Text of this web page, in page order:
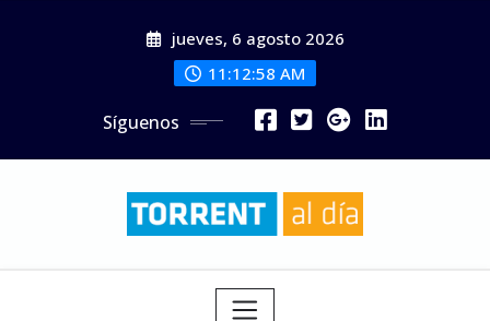
jueves, 6 agosto 2026
11:13:00 AM
Síguenos